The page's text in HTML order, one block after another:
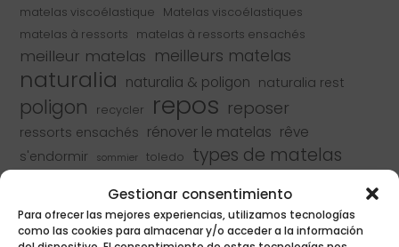
Gestionar consentimiento
Para ofrecer las mejores experiencias, utilizamos tecnologías
como las cookies para almacenar y/o acceder a la información
matelas viscoélastique
Matelas viscoélastiques
matelas à ressorts
matelas à ressorts ensachés
meilleur matelas meilleurs matelas
naturalia naturalia & poligon naturalia rest
poligon recycler repos reposer
ressorts ensachés rénover le matelas rêve
s'endormir sommier toledo types de matelas